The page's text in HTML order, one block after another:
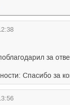
за
Спасибо за